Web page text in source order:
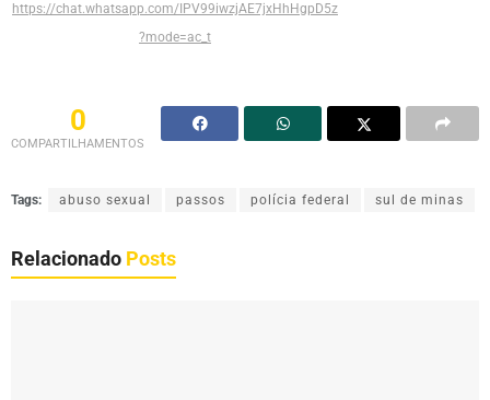
https://chat.whatsapp.com/IPV99iwzjAE7jxHhHgpD5z
?mode=ac_t
0
COMPARTILHAMENTOS
Tags: abuso sexual passos polícia federal sul de minas
Relacionado Posts